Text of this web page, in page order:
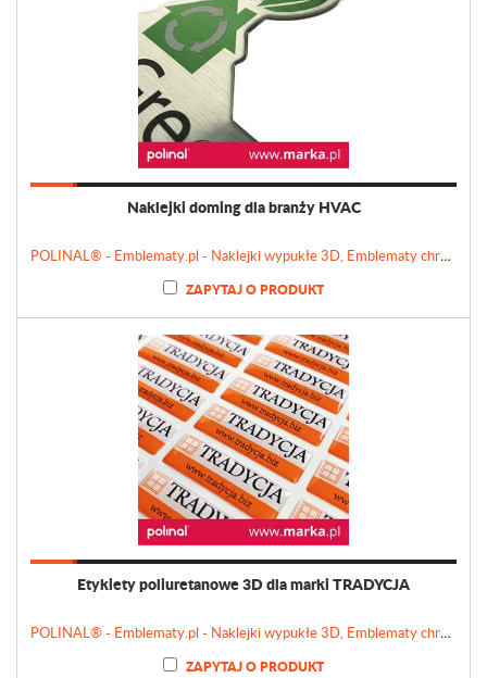
Naklejki doming dla branży HVAC
POLINAL® - Emblematy.pl - Naklejki wypukłe 3D, Emblematy chromowane, Tabliczki, Etykiety
ZAPYTAJ O PRODUKT
Etykiety poliuretanowe 3D dla marki TRADYCJA
POLINAL® - Emblematy.pl - Naklejki wypukłe 3D, Emblematy chromowane, Tabliczki, Etykiety
ZAPYTAJ O PRODUKT